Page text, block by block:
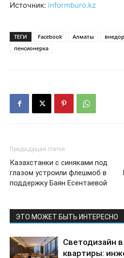
Источник: informburo.kz
ТЕГИ Facebook Алматы
пенсионерка
Предыдущая статья
Казахстанки с синяками под
глазом устроили флешмоб в
поддержку Баян Есентаевой
ЭТО МОЖЕТ БЫТЬ ИНТЕРЕСНО
Светодизайн
квартиры: